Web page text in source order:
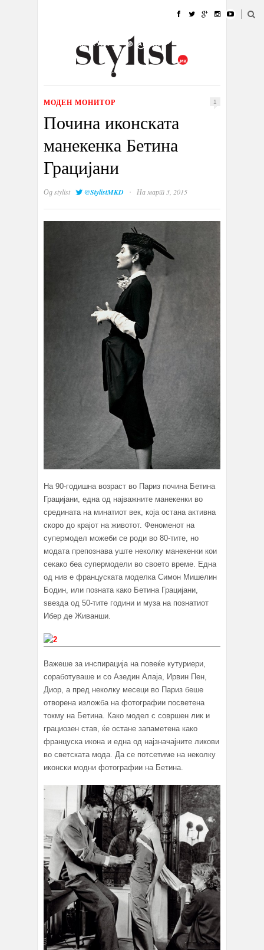
УБАВИНА
КУЛТУРА @РАБОТА
ИЗЛОГ
МОДЕН МОНИТОР 1
Почина иконската
манекенка Бетина
Грацијани
Одstylist @StylistMKD · На март 3, 2015
На 90-годишна возраст во Париз почина Бетина
Грацијани, една од најважните манекенки во
средината на минатиот век, која остана активна
скоро до крајот на животот. Феноменот на
супермодел можеби се роди во 80-тите, но
модата препознава уште неколку манекенки кои
секако беа супермодели во своето време. Една
од нив е француската моделка Симон Мишелин
Бодин, или позната како Бетина Грацијани,
ѕвезда од 50-тите години и муза на познатиот
Ибер де Живанши.
Важеше за инспирација на повеќе кутуриери,
соработуваше и со Азедин Алаја, Ирвин Пен,
Диор, а пред неколку месеци во Париз беше
отворена изложба на фотографии посветена
токму на Бетина. Како модел с совршен лик и
грациозен став, ќе остане запаметена како
француска икона и една од најзначајните ликови
во светската мода. Да се потсетиме на неколку
иконски модни фотографии на Бетина.